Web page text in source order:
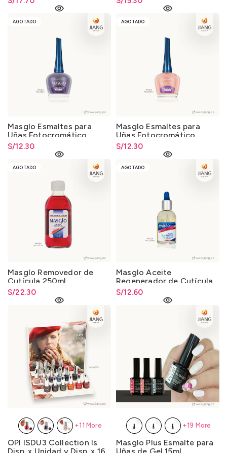
AGOTADO
Masglo Esmaltes para
Uñas Fotocromático
13.5ml. (Cambia de color
con la luz del sol)
S/12.30
AGOTADO
Masglo Esmaltes para
Uñas Fotocromático
13.5ml. (Cambia de color
con la luz del sol)
S/12.30
AGOTADO
Masglo Removedor de
Cutícula 250ml.
S/22.30
AGOTADO
Masglo Aceite
Regenerador de Cutícula
23ml.
S/12.60
OPI ISDU3 Collection Is
Disp. x Unidad y Disp. x 16
+11 More
Masglo Plus Esmalte para
Uñas de Gel 15ml.
+19 More